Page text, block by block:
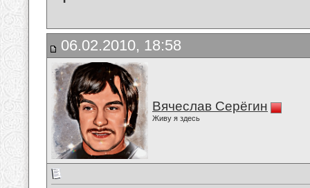
06.02.2010, 18:58
Вячеслав Серёгин
Живу я здесь